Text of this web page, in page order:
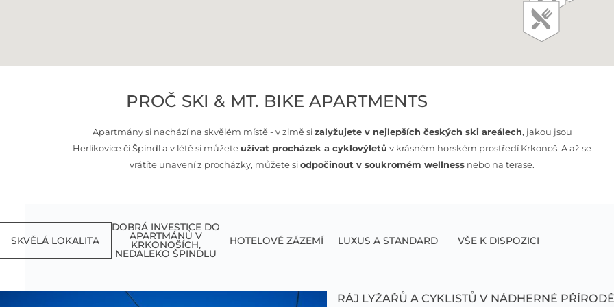
PROČ SKI & MT. BIKE APARTMENTS
Apartmány si nachází na skvělém místě - v zimě sizalyžujete v nejlepších českých ski areálech, jakou jsou
Herlíkovice či Špindl a v létě si můžete užívat procházek a cyklovýletů v krásném horském prostředí Krkonoš. A až se
vrátíte unavení z procházky, můžete siodpočinout v soukromém wellness nebo na terase.
SKVĚLÁ LOKALITA
DOBRÁ INVESTICE DO
APARTMÁNŮ V
KRKONOŠÍCH,
NEDALEKO ŠPINDLU
HOTELOVÉ ZÁZEMÍ LUXUS A STANDARD VŠE K DISPOZICI
RÁJ LYŽAŘŮ A CYKLISTŮ V NÁDHERNÉ